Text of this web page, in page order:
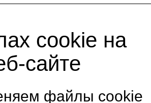
cookie на
сайте
файлы cookie